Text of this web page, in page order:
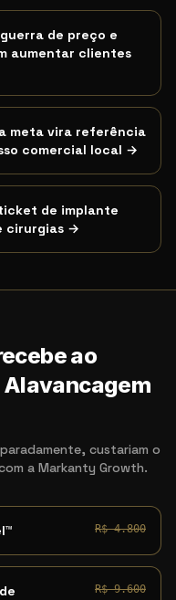
de preço e
aumentar clientes
meta vira referência
comercial local →
de implante
cirurgias →
ao
Alavancagem
custariam o
a Markanty Growth.
R$ 4.800
R$ 9.600